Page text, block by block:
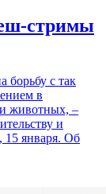
стримы
борьбу с так
в
животных, –
и
15 января. Об